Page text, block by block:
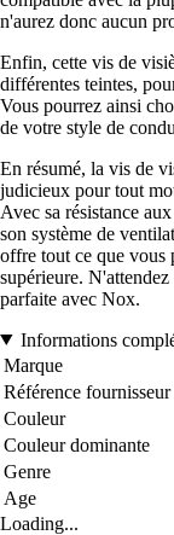
n'aurez donc aucun
Enfin, cette vis de
différentes teintes,
Vous pourrez ainsi
de votre style de
En résumé, la vis de
judicieux pour tout
Avec sa résistance
son système de
offre tout ce que vous
supérieure.
parfaite avec Nox.
Informations
Marque
Référence fournisseur
Couleur
Couleur dominante
Genre
Age
Loading...